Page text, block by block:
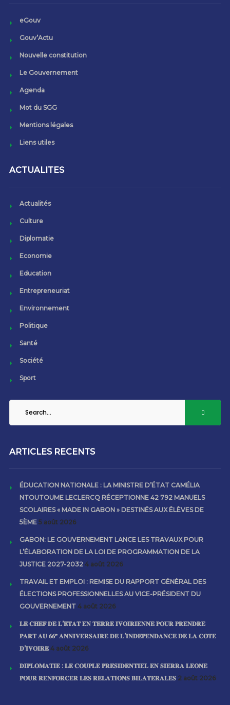
eGouv
Gouv’Actu
Nouvelle constitution
Le Gouvernement
Agenda
Mot du SGG
Mentions légales
Liens utiles
ACTUALITES
Actualités
Culture
Diplomatie
Economie
Education
Entrepreneuriat
Environnement
Politique
Santé
Société
Sport
ARTICLES RECENTS
ÉDUCATION NATIONALE : LA MINISTRE D’ÉTAT CAMÉLIA
NTOUTOUME LECLERCQ RÉCEPTIONNE 42 792 MANUELS
SCOLAIRES « MADE IN GABON » DESTINÉS AUX ÉLÈVES DE
5ÈME 5 août 2026
GABON: LE GOUVERNEMENT LANCE LES TRAVAUX POUR
L’ÉLABORATION DE LA LOI DE PROGRAMMATION DE LA
JUSTICE 2027-2032 4 août 2026
TRAVAIL ET EMPLOI : REMISE DU RAPPORT GÉNÉRAL DES
ÉLECTIONS PROFESSIONNELLES AU VICE-PRÉSIDENT DU
GOUVERNEMENT 4 août 2026
𝐋𝐄 𝐂𝐇𝐄𝐅 𝐃𝐄 𝐋’𝐄́𝐓𝐀𝐓 𝐄𝐍 𝐓𝐄𝐑𝐑𝐄 𝐈𝐕𝐎𝐈𝐑𝐈𝐄𝐍𝐍𝐄 𝐏𝐎𝐔𝐑 𝐏𝐑𝐄𝐍𝐃𝐑𝐄
𝐏𝐀𝐑𝐓 𝐀𝐔 𝟔𝟔ᵉ 𝐀𝐍𝐍𝐈𝐕𝐄𝐑𝐒𝐀𝐈𝐑𝐄 𝐃𝐄 𝐋’𝐈𝐍𝐃𝐄́𝐏𝐄𝐍𝐃𝐀𝐍𝐂𝐄 𝐃𝐄 𝐋𝐀 𝐂𝐎̂𝐓𝐄
𝐃’𝐈𝐕𝐎𝐈𝐑𝐄 4 août 2026
𝐃𝐈𝐏𝐋𝐎𝐌𝐀𝐓𝐈𝐄 : 𝐋𝐄 𝐂𝐎𝐔𝐏𝐋𝐄 𝐏𝐑𝐄́𝐒𝐈𝐃𝐄𝐍𝐓𝐈𝐄𝐋 𝐄𝐍 𝐒𝐈𝐄𝐑𝐑𝐀 𝐋𝐄𝐎𝐍𝐄
𝐏𝐎𝐔𝐑 𝐑𝐄𝐍𝐅𝐎𝐑𝐂𝐄𝐑 𝐋𝐄𝐒 𝐑𝐄𝐋𝐀𝐓𝐈𝐎𝐍𝐒 𝐁𝐈𝐋𝐀𝐓𝐄́𝐑𝐀𝐋𝐄𝐒 2 août 2026